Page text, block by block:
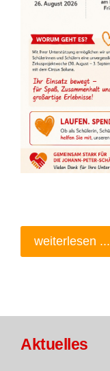
weiterlesen ...
Aktuelles